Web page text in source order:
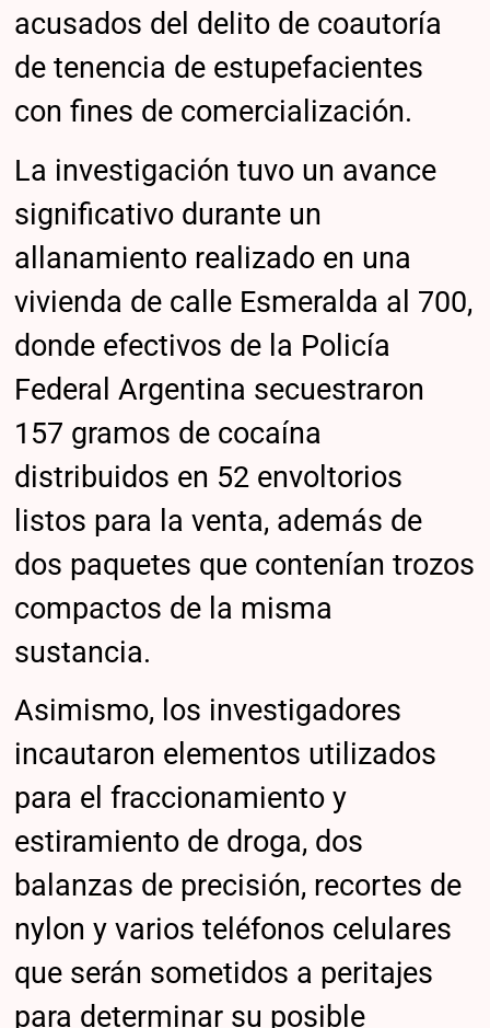
acusados del delito de coautoría
de tenencia de estupefacientes
con fines de comercialización.
La investigación tuvo un avance
significativo durante un
allanamiento realizado en una
vivienda de calle Esmeralda al 700,
donde efectivos de la Policía
Federal Argentina secuestraron
157 gramos de cocaína
distribuidos en 52 envoltorios
listos para la venta, además de
dos paquetes que contenían trozos
compactos de la misma
sustancia.
Asimismo, los investigadores
incautaron elementos utilizados
para el fraccionamiento y
estiramiento de droga, dos
balanzas de precisión, recortes de
nylon y varios teléfonos celulares
que serán sometidos a peritajes
para determinar su posible